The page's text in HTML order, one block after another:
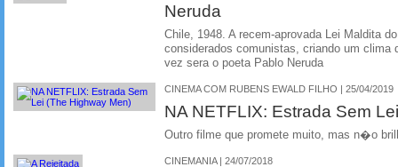
Neruda
Chile, 1948. A recem-aprovada Lei Maldita
considerados comunistas, criando um clima
vez sera o poeta Pablo Neruda
CINEMA COM RUBENS EWALD FILHO | 25/04/2019
NA NETFLIX: Estrada Sem
Outro filme que promete muito, mas n�o
CINEMANIA | 24/07/2018